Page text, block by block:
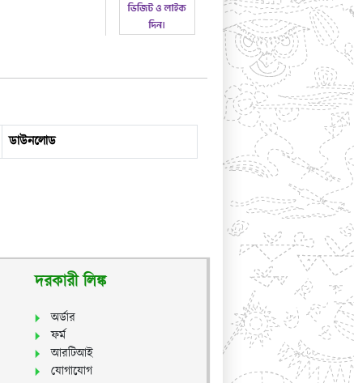
ডাউনলোড
দরকারী লিঙ্ক
অর্ডার
ফর্ম
আরটিআই
যোগাযোগ